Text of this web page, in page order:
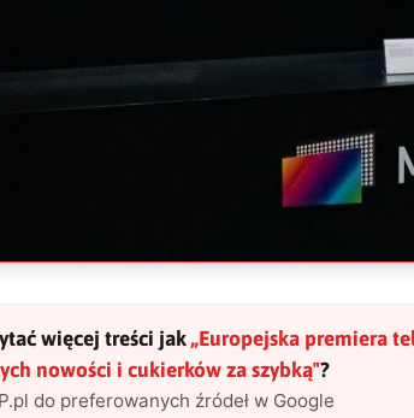
więcej treści jak „Europejska premiera
nowości i cukierków za szybką"?
do preferowanych źródeł w Google